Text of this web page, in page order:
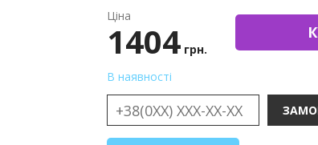
Ціна
1404 грн.
В наявності